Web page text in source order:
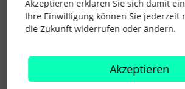
erwarten zu sehen, was wir im Rahmen
Produktsprints gemeinsam erreichen
Akzeptieren erklären Sie sich damit
Ihre Einwilligung können Sie jederzeit
die Zukunft widerrufen oder ändern.
Akzeptieren